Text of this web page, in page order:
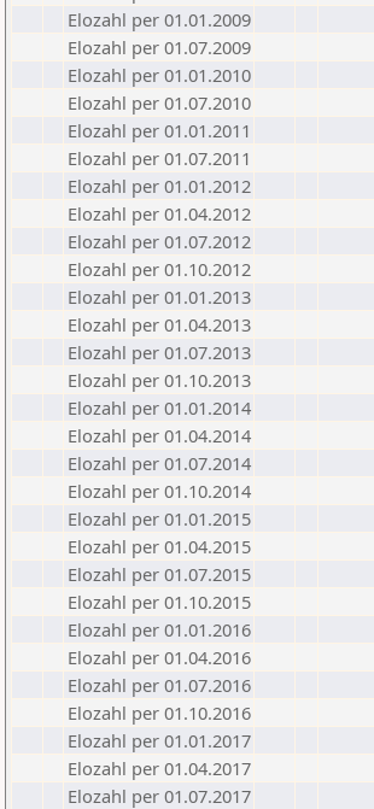
Elozahl per 01.01.2009
Elozahl per 01.07.2009
Elozahl per 01.01.2010
Elozahl per 01.07.2010
Elozahl per 01.01.2011
Elozahl per 01.07.2011
Elozahl per 01.01.2012
Elozahl per 01.04.2012
Elozahl per 01.07.2012
Elozahl per 01.10.2012
Elozahl per 01.01.2013
Elozahl per 01.04.2013
Elozahl per 01.07.2013
Elozahl per 01.10.2013
Elozahl per 01.01.2014
Elozahl per 01.04.2014
Elozahl per 01.07.2014
Elozahl per 01.10.2014
Elozahl per 01.01.2015
Elozahl per 01.04.2015
Elozahl per 01.07.2015
Elozahl per 01.10.2015
Elozahl per 01.01.2016
Elozahl per 01.04.2016
Elozahl per 01.07.2016
Elozahl per 01.10.2016
Elozahl per 01.01.2017
Elozahl per 01.04.2017
Elozahl per 01.07.2017